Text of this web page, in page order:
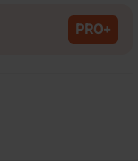
PRO+